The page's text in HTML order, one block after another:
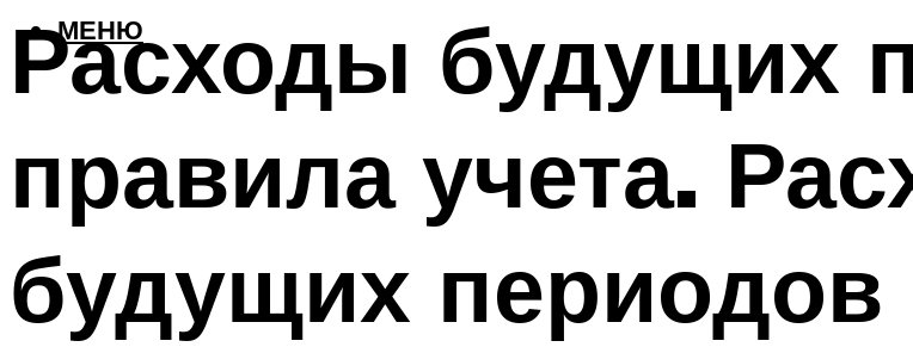
МЕНЮ
Расходы будущих
правила учета.
будущих периодов